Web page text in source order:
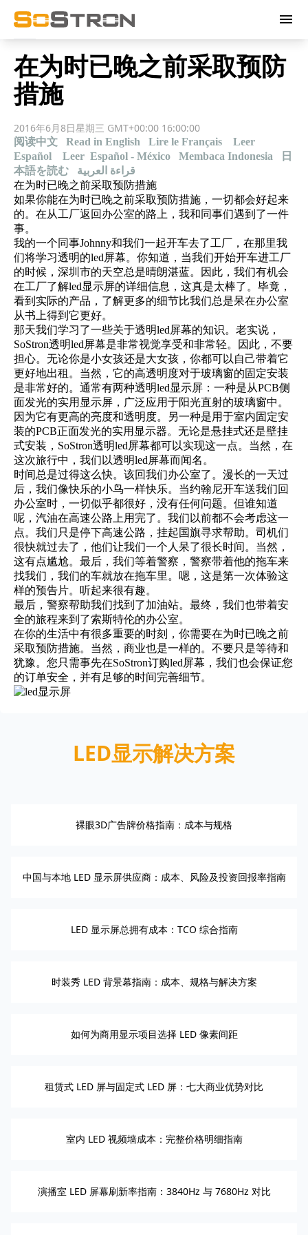
menu
在为时已晚之前采取预防
措施
2016年6月8日星期三 GMT+00:00 16:00:00
阅读中文 Read in English Lire le Français
Leer
Español
Leer Español - México Membaca Indonesia
日
本語を読む
قراءة العربية
在为时已晚之前采取预防措施
如果你能在为时已晚之前采取预防措施，一切都会好起来
的。在从工厂返回办公室的路上，我和同事们遇到了一件
事。
我的一个同事Johnny和我们一起开车去了工厂，在那里我
们将学习透明的led屏幕。你知道，当我们开始开车进工厂
的时候，深圳市的天空总是晴朗湛蓝。因此，我们有机会
在工厂了解led显示屏的详细信息，这真是太棒了。毕竟，
看到实际的产品，了解更多的细节比我们总是呆在办公室
从书上得到它更好。
那天我们学习了一些关于透明led屏幕的知识。老实说，
SoStron透明led屏幕是非常视觉享受和非常轻。因此，不要
担心。无论你是小女孩还是大女孩，你都可以自己带着它
更好地出租。当然，它的高透明度对于玻璃窗的固定安装
是非常好的。通常有两种透明led显示屏：一种是从PCB侧
面发光的实用显示屏，广泛应用于阳光直射的玻璃窗中。
因为它有更高的亮度和透明度。另一种是用于室内固定安
装的PCB正面发光的实用显示器。无论是悬挂式还是壁挂
式安装，SoStron透明led屏幕都可以实现这一点。当然，在
这次旅行中，我们以透明led屏幕而闻名。
时间总是过得这么快。该回我们办公室了。漫长的一天过
后，我们像快乐的小鸟一样快乐。当约翰尼开车送我们回
办公室时，一切似乎都很好，没有任何问题。但谁知道
呢，汽油在高速公路上用完了。我们以前都不会考虑这一
点。我们只是停下高速公路，挂起国旗寻求帮助。司机们
很快就过去了，他们让我们一个人呆了很长时间。当然，
这有点尴尬。最后，我们等着警察，警察带着他的拖车来
找我们，我们的车就放在拖车里。嗯，这是第一次体验这
样的预告片。听起来很有趣。
最后，警察帮助我们找到了加油站。最终，我们也带着安
全的旅程来到了索斯特伦的办公室。
在你的生活中有很多重要的时刻，你需要在为时已晚之前
采取预防措施。当然，商业也是一样的。不要只是等待和
犹豫。您只需事先在SoStron订购led屏幕，我们也会保证您
的订单安全，并有足够的时间完善细节。
LED显示解决方案
裸眼3D广告牌价格指南：成本与规格
中国与本地 LED 显示屏供应商：成本、风险及投资回报率指南
LED 显示屏总拥有成本：TCO 综合指南
时装秀 LED 背景幕指南：成本、规格与解决方案
如何为商用显示项目选择 LED 像素间距
租赁式 LED 屏与固定式 LED 屏：七大商业优势对比
室内 LED 视频墙成本：完整价格明细指南
演播室 LED 屏幕刷新率指南：3840Hz 与 7680Hz 对比